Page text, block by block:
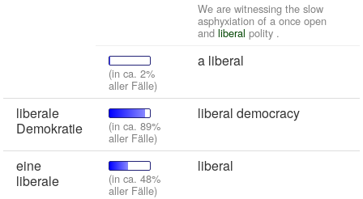
We are witnessing the slow
asphyxiation of a once open
and liberal polity .
(in ca. 2%
aller Fälle)
a liberal
liberale
Demokratie
(in ca. 89%
aller Fälle)
liberal democracy
eine
liberale
(in ca. 48%
aller Fälle)
liberal